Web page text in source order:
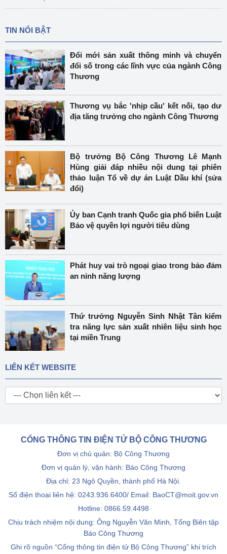
TIN NỔI BẬT
Đổi mới sản xuất thông minh và chuyển
đổi số trong các lĩnh vực của ngành Công
Thương
Thương vụ bắc 'nhịp cầu' kết nối, tạo dư
địa tăng trưởng cho ngành Công Thương
Bộ trưởng Bộ Công Thương Lê Mạnh
Hùng giải đáp nhiều nội dung tại phiên
thảo luận Tổ về dự án Luật Dầu khí (sửa
đổi)
Ủy ban Cạnh tranh Quốc gia phổ biến Luật
Bảo vệ quyền lợi người tiêu dùng
Phát huy vai trò ngoại giao trong bảo đảm
an ninh năng lượng
Thứ trưởng Nguyễn Sinh Nhật Tân kiểm
tra năng lực sản xuất nhiên liệu sinh học
tại miền Trung
LIÊN KẾT WEBSITE
CỔNG THÔNG TIN ĐIỆN TỬ BỘ CÔNG THƯƠNG
Đơn vị chủ quản: Bộ Công Thương
Đơn vị quản lý, vận hành: Báo Công Thương
Địa chỉ: 23 Ngô Quyền, thành phố Hà Nội.
Số điện thoại liên hệ: 0243.936.6400/ Email: BaoCT@moit.gov.vn
Hotline: 0866.59.4498
Chịu trách nhiệm nội dung: Ông Nguyễn Văn Minh, Tổng Biên tập
Báo Công Thương
Ghi rõ nguồn “Cổng thông tin điện tử Bộ Công Thương” khi trích